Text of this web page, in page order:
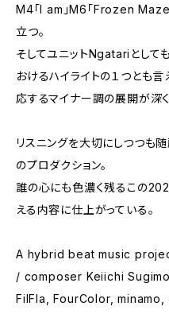
M4「I am」M6「Frozen
立つ。
そしてユニットNgatariとし
おけるハイライトの１つとも
応するマイナー調の展開が深
リスニングを大切にしつつも
のプロダクション。
誰の心にも色濃く残るこの
える内容に仕上がっている。
A hybrid beat music
/ composer Keiichi
FilFla, FourColor,